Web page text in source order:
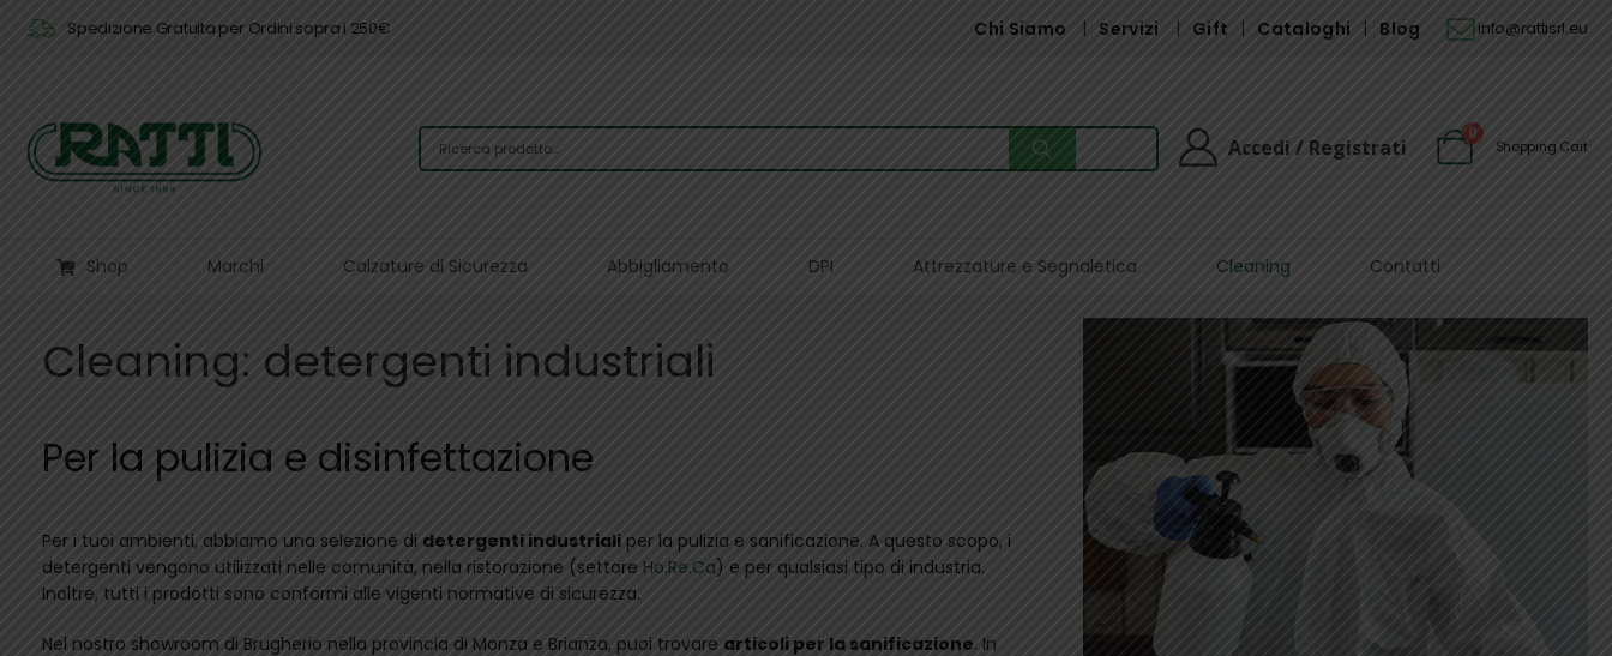
Spedizione Gratuita per Ordini sopra i 250€ Chi Siamo Servizi Gift Cataloghi Blog info@rattisrl.eu
Accedi / Registrati
0
Shopping Cart
Shop Marchi Calzature di Sicurezza Abbigliamento DPI Attrezzature e Segnaletica Cleaning Contatti
Cleaning: detergenti industriali
Per la pulizia e disinfettazione
Per i tuoi ambienti, abbiamo una selezione di detergenti industriali per la pulizia e sanificazione. A questo scopo, i
detergenti vengono utilizzati nelle comunità, nella ristorazione (settore Ho.Re.Ca) e per qualsiasi tipo di industria.
Inoltre, tutti i prodotti sono conformi alle vigenti normative di sicurezza.
Nel nostro showroom di Brugherio nella provincia di Monza e Brianza, puoi trovare articoli per la sanificazione. In